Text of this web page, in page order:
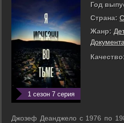
1 сезон 7 серия
Год
Страна:
Жанр:
Джозеф Деанджело с 1976 по